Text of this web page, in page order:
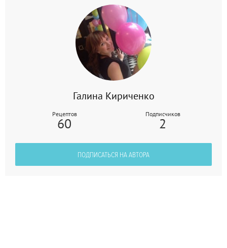
Галина Кириченко
Рецептов
60
Подписчиков
2
ПОДПИСАТЬСЯ НА АВТОРА